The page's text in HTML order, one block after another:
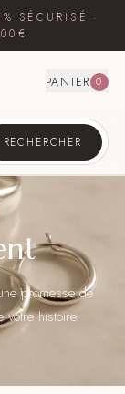
SÉCURISÉ ·
PANIER 0
RECHERCHER
promesse de
histoire.